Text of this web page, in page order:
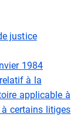
justice
1984
à la
applicable à
certains litiges